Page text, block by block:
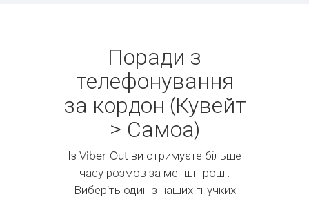
Поради з
телефонування
за кордон (Кувейт
> Самоа)
Із Viber Out ви отримуєте більше
часу розмов за менші гроші.
Виберіть один з наших гнучких